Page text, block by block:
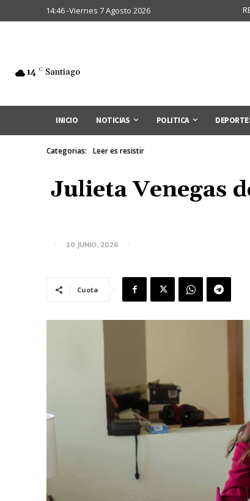
14:46 -Viernes 7 Agosto 2026
14 C Santiago
INICIO NOTICIAS POLITICA
Categorias: Leer es resistir
Julieta Venegas
10 JUNIO, 2026
Cuota